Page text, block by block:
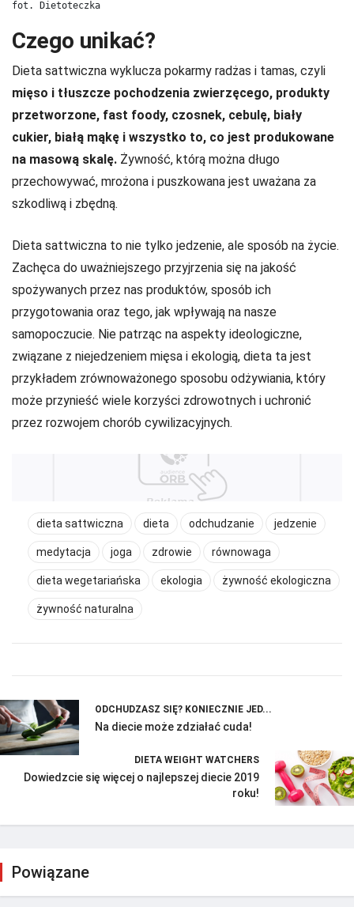
fot. Dietoteczka
Czego unikać?
Dieta sattwiczna wyklucza pokarmy radżas i tamas, czyli
mięso i tłuszcze pochodzenia zwierzęcego, produkty
przetworzone, fast foody, czosnek, cebulę, biały
cukier, białą mąkę i wszystko to, co jest produkowane
na masową skalę. Żywność, którą można długo
przechowywać, mrożona i puszkowana jest uważana za
szkodliwą i zbędną.
Dieta sattwiczna to nie tylko jedzenie, ale sposób na życie.
Zachęca do uważniejszego przyjrzenia się na jakość
spożywanych przez nas produktów, sposób ich
przygotowania oraz tego, jak wpływają na nasze
samopoczucie. Nie patrząc na aspekty ideologiczne,
związane z niejedzeniem mięsa i ekologią, dieta ta jest
przykładem zrównoważonego sposobu odżywiania, który
może przynieść wiele korzyści zdrowotnych i uchronić
przez rozwojem chorób cywilizacyjnych.
dieta sattwiczna dieta odchudzanie jedzenie
medytacja joga zdrowie równowaga
dieta wegetariańska ekologia żywność ekologiczna
żywność naturalna
ODCHUDZASZ SIĘ? KONIECZNIE JED...
Na diecie może zdziałać cuda!
DIETA WEIGHT WATCHERS
Dowiedzcie się więcej o najlepszej diecie 2019
roku!
Powiązane